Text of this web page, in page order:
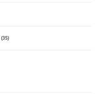
(35)